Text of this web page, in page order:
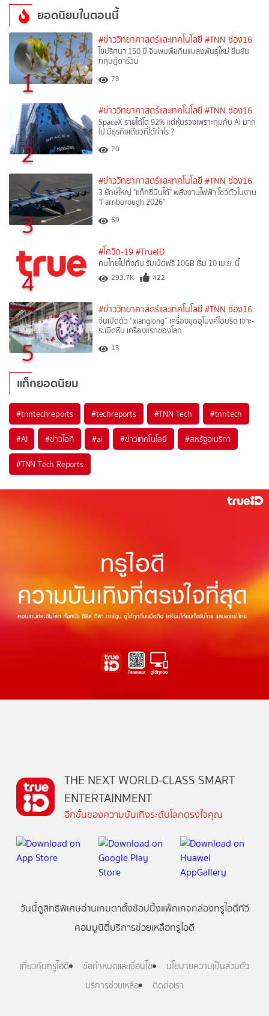
ยอดนิยมในตอนนี้
1
#ข่าววิทยาศาสตร์และเทคโนโลยี #TNN ช่อง16
ไขปริศนา 150 ปี จีนพบพืชกินแมลงพันธุ์ใหม่ ยืนยัน
ทฤษฎีดาร์วิน
73
2
#ข่าววิทยาศาสตร์และเทคโนโลยี #TNN ช่อง16
SpaceX รายได้โต 92% แต่หุ้นร่วงเพราะทุ่มกับ AI มาก
ไป มีธุรกิจเดียวที่ได้กำไร ?
70
3
#ข่าววิทยาศาสตร์และเทคโนโลยี #TNN ช่อง16
3 ยักษ์ใหญ่ "แท็กซี่บินได้" พลังงานไฟฟ้า โชว์ตัวในงาน
"Farnborough 2026"
69
4
#โควิด-19 #TrueID
คนไทยไม่ทิ้งกัน รับเน็ตฟรี 10GB เริ่ม 10 เม.ย. นี้
293.7K 422
5
#ข่าววิทยาศาสตร์และเทคโนโลยี #TNN ช่อง16
จีนเปิดตัว “xianglong” เครื่องขุดอุโมงค์ไฮบริด เจาะ-
ระเบิดหิน เครื่องแรกของโลก
13
แท็กยอดนิยม
#tnntechreports #techreports #TNN Tech #tnntech
#AI #ข่าวไอที #ai #ข่าวเทคโนโลยี #สหรัฐอเมริกา
#TNN Tech Reports
THE NEXT WORLD-CLASS SMART
ENTERTAINMENT
อีกขั้นของความบันเทิงระดับโลกตรงใจคุณ
วันนี้ดูสิทธิพิเศษอ่านเกมตาตั้งช้อปปิ้งแพ็กเกจกล่องทรูไอดีทีวี
คอมมูนิตี้บริการช่วยเหลือทรูไอดี
เกี่ยวกับทรูไอดี ข้อกำหนดและเงื่อนไข
นโยบายความเป็นส่วนตัว
บริการช่วยเหลือ
ติดต่อเรา